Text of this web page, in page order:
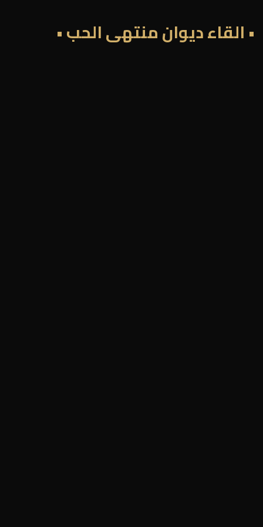
• القاء ديوان منتهى الحب •